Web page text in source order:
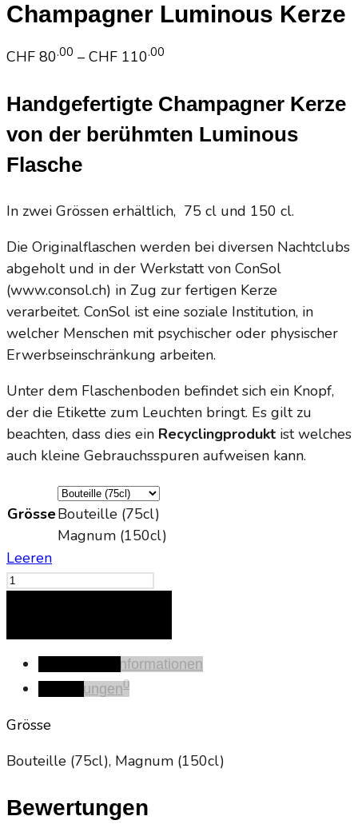
Champagner Luminous Kerze
CHF 80.00 – CHF 110.00
CHF 80.00
through
CHF 110.00
Handgefertigte Champagner Kerze
von der berühmten Luminous
Flasche
In zwei Grössen erhältlich, 75 cl und 150 cl.
Die Originalflaschen werden bei diversen Nachtclubs
abgeholt und in der Werkstatt von ConSol
(www.consol.ch) in Zug zur fertigen Kerze
verarbeitet. ConSol ist eine soziale Institution, in
welcher Menschen mit psychischer oder physischer
Erwerbseinschränkung arbeiten.
Unter dem Flaschenboden befindet sich ein Knopf,
der die Etikette zum Leuchten bringt. Es gilt zu
beachten, dass dies ein Recyclingprodukt ist welches
auch kleine Gebrauchsspuren aufweisen kann.
GrösseBouteille (75cl)
Magnum (150cl)
Leeren
Champagner
Menge
Zusätzliche Informationen
Bewertungen0
Grösse
Bouteille (75cl), Magnum (150cl)
Bewertungen